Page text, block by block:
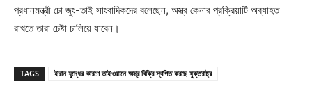
প্রধানমন্ত্রী চো জুং-তাই সাংবাদিকদের বলেছেন, অস্ত্র কেনার প্রক্রিয়াটি অব্যাহত
রাখতে তারা চেষ্টা চালিয়ে যাবেন।
TAGS ইরান যুদ্ধের কারণে তাইওয়ানে অস্ত্র বিক্রি স্থগিত করছে যুক্তরাষ্ট্র